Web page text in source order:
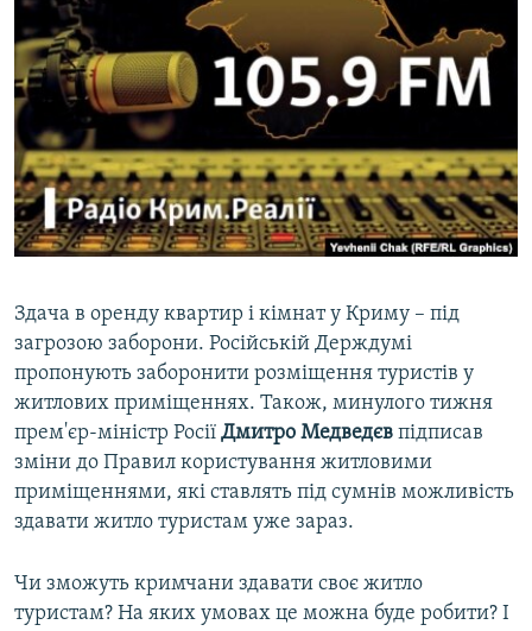
пошуку
ІНТЕРВ'Ю
ВСЕ ЗА ДЕНЬ
СПЕЦПРОЕКТИ
ДЕПОРТАЦІЯ
ВІДЕОУРОКИ «ELIFBE»
СВІДЧЕННЯ ОКУПАЦІЇ
ІНФОГРАФІКА
ЯК ОБІЙТИ БЛОКУВАННЯ
Русский
Qırımtatar
ДОЛУЧАЙСЯ!
Усі сайти RFE/RL
Здача в оренду квартир і кімнат у Криму – під
загрозою заборони. Російській Держдумі
пропонують заборонити розміщення туристів у
житлових приміщеннях. Також, минулого тижня
прем'єр-міністр Росії Дмитро Медведєв підписав
зміни до Правил користування житловими
приміщеннями, які ставлять під сумнів можливість
здавати житло туристам уже зараз.
Чи зможуть кримчани здавати своє житло
туристам? На яких умовах це можна буде робити? І